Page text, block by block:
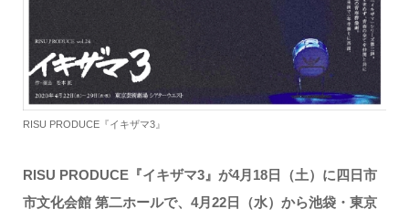
RISU PRODUCE『イキザマ3』
RISU PRODUCE『イキザマ3』が4月18日（土）に四日市
市文化会館 第二ホールで、4月22日（水）から池袋・東京